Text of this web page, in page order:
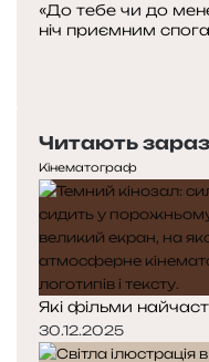
а
р
г
и
«До тебе чи до
ніч приємним
р
е
д
н
я
с
т
о
р
і
т
у
п
н
а
с
т
о
р
і
Читають зараз
Кінематограф
Які фільми
30.12.2025